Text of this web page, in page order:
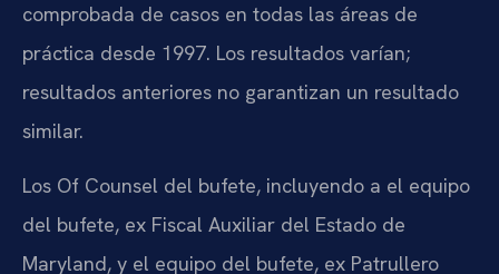
comprobada de casos en todas las áreas de
práctica desde 1997. Los resultados varían;
resultados anteriores no garantizan un resultado
similar.
Los Of Counsel del bufete, incluyendo a el equipo
del bufete, ex Fiscal Auxiliar del Estado de
Maryland, y el equipo del bufete, ex Patrullero